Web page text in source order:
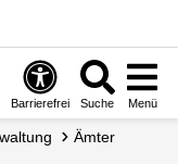
Barrierefrei Suche Menü
Ämter